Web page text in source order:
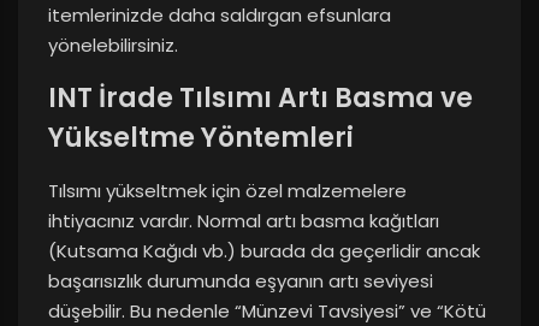
itemlerinizde daha saldırgan efsunlara
yönelebilirsiniz.
INT İrade Tılsımı Artı Basma ve
Yükseltme Yöntemleri
Tılsımı yükseltmek için özel malzemelere
ihtiyacınız vardır. Normal artı basma kağıtları
(Kutsama Kağıdı vb.) burada da geçerlidir ancak
başarısızlık durumunda eşyanın artı seviyesi
düşebilir. Bu nedenle “Münzevi Tavsiyesi” ve “Kötü